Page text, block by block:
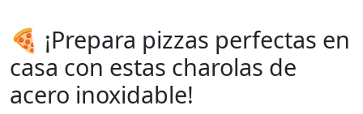
🍕 ¡Prepara pizzas perfectas en
casa con estas charolas de
acero inoxidable!